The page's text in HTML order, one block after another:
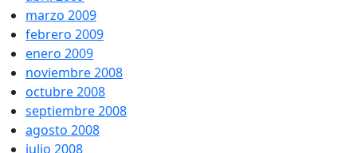
marzo 2009
febrero 2009
enero 2009
noviembre 2008
octubre 2008
septiembre 2008
agosto 2008
julio 2008